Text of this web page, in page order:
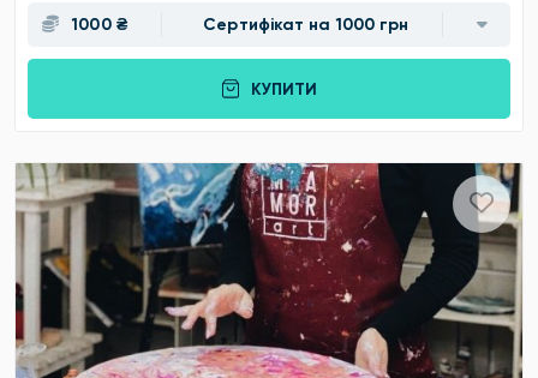
1000 ₴ Сертифікат на 1000 грн
КУПИТИ